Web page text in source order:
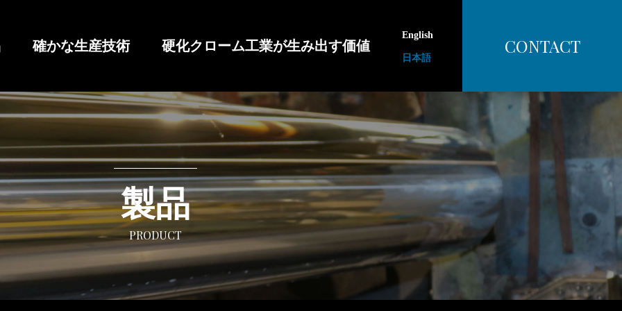
確かな生産技術 硬化クローム工業が生み出す価値
English
日本語
CONTACT
製品
PRODUCT